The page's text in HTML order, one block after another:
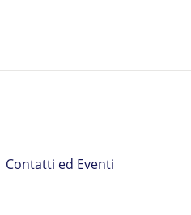
Contatti ed Eventi